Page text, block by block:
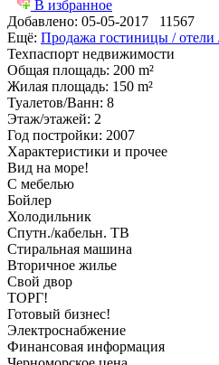
В избранное
Добавлено: 05-05-2017 11567
Ещё: Продажа гостиницы / отели
Техпаспорт недвижимости
Общая площадь: 200 m²
Жилая площадь: 150 m²
Туалетов/Ванн: 8
Этаж/этажей: 2
Год постройки: 2007
Характеристики и прочее
Вид на море!
С мебелью
Бойлер
Холодильник
Спутн./кабельн. ТВ
Стиральная машина
Вторичное жилье
Свой двор
ТОРГ!
Готовый бизнес!
Электроснабжение
Финансовая информация